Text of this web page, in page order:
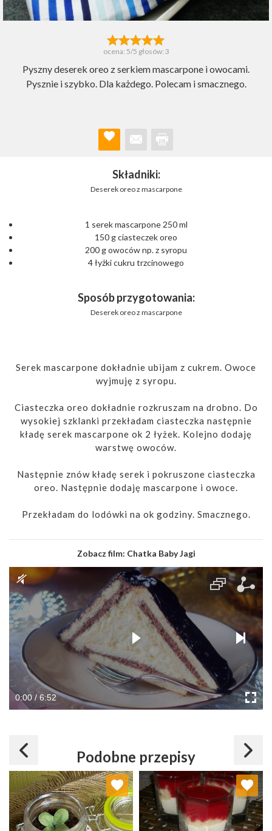
ocena: 5/5 głosów: 3
Pyszny deserek oreo z serkiem mascarpone i owocami.
Pysznie i szybko. Dla każdego. Polecam i smacznego.
Składniki:
Deserek oreo z mascarpone
1 serek mascarpone 250 ml
150 g ciasteczek oreo
200 g owoców np. z syropu
4 łyżki cukru trzcinowego
Sposób przygotowania:
Deserek oreo z mascarpone
Serek mascarpone dokładnie ubijam z cukrem. Owoce
wyjmuję z syropu.
Ciasteczka oreo dokładnie rozkruszam na drobno. Do
wysokiej szklanki przekładam ciasteczka następnie
kładę serek mascarpone ok 2 łyżek. Kolejno dodaję
warstwę owoców.
Następnie znów kładę serek i pokruszone ciasteczka
oreo. Następnie dodaję mascarpone i owoce.
Przekładam do lodówki na ok godziny. Smacznego.
Zobacz film: Chatka Baby Jagi
0:00 / 6:52
Podobne przepisy
Dodaj do ulubionych
Wybierz listę:
Dodaj do ulubionych
Wybierz listę: